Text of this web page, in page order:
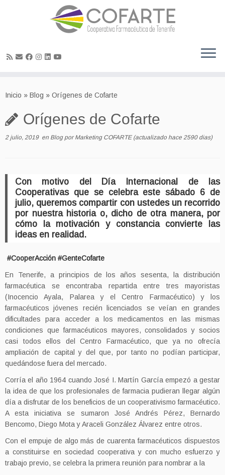
Inicio » Blog » Orígenes de Cofarte
Orígenes de Cofarte
2 julio, 2019en Blog porMarketing COFARTE(actualizado hace 2590 dias)
Con motivo del Día Internacional de las
Cooperativas que se celebra este sábado 6 de
julio, queremos compartir con ustedes un recorrido
por nuestra historia o, dicho de otra manera, por
cómo la motivación y constancia convierte las
ideas en realidad.
#CooperAcción #GenteCofarte
En Tenerife, a principios de los años sesenta, la distribución
farmacéutica se encontraba repartida entre tres mayoristas
(Inocencio Ayala, Palarea y el Centro Farmacéutico) y los
farmacéuticos jóvenes recién licenciados se veían en grandes
dificultades para acceder a los medicamentos en las mismas
condiciones que farmacéuticos mayores, consolidados y socios
casi todos ellos del Centro Farmacéutico, que ya no ofrecía
ampliación de capital y del que, por tanto no podían participar,
quedándose fuera del mercado.
Corría el año 1964 cuando José I. Martín García empezó a gestar
la idea de que los profesionales de farmacia pudieran llegar algún
día a disfrutar de los beneficios de un cooperativismo farmacéutico.
A esta iniciativa se sumaron José Andrés Pérez, Bernardo
Bencomo, Diego Mota y Araceli González Álvarez entre otros.
Con el empuje de algo más de cuarenta farmacéuticos dispuestos
a constituirse en sociedad cooperativa y con mucho esfuerzo y
trabajo previo, se celebra la primera reunión para nombrar a la